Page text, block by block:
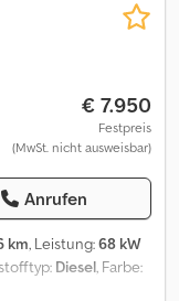
€ 7.950
Festpreis
(MwSt. nicht ausweisbar)
Anrufen
km, Leistung:68 kW
Diesel , Farbe: